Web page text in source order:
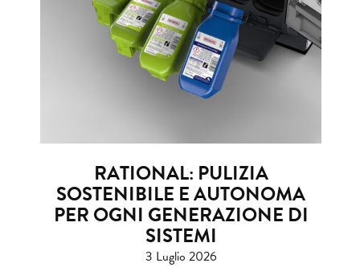
RATIONAL: PULIZIA
SOSTENIBILE E AUTONOMA
PER OGNI GENERAZIONE DI
SISTEMI
3 Luglio 2026